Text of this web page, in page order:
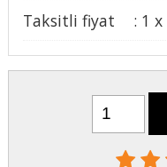
Taksitli fiyat
: 1 x